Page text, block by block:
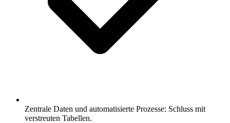
Zentrale Daten und automatisierte Prozesse: Schluss mit
verstreuten Tabellen.